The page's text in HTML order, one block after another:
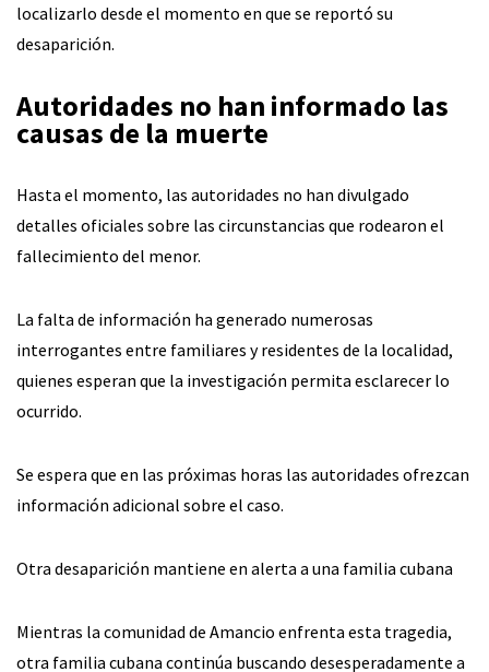
localizarlo desde el momento en que se reportó su
desaparición.
Autoridades no han informado las
causas de la muerte
Hasta el momento, las autoridades no han divulgado
detalles oficiales sobre las circunstancias que rodearon el
fallecimiento del menor.
La falta de información ha generado numerosas
interrogantes entre familiares y residentes de la localidad,
quienes esperan que la investigación permita esclarecer lo
ocurrido.
Se espera que en las próximas horas las autoridades ofrezcan
información adicional sobre el caso.
Otra desaparición mantiene en alerta a una familia cubana
Mientras la comunidad de Amancio enfrenta esta tragedia,
otra familia cubana continúa buscando desesperadamente a